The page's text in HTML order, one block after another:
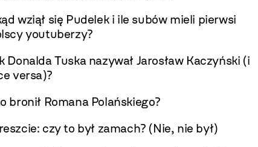
wziął się Pudelek i ile subów mieli pierwsi
youtuberzy?
Donalda Tuska nazywał Jarosław Kaczyński (i
versa)?
bronił Romana Polańskiego?
czy to był zamach? (Nie, nie był)